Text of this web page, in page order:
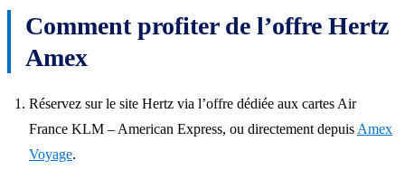
Comment profiter de l’offre Hertz
Amex
Réservez sur le site Hertz via l’offre dédiée aux cartes Air
France KLM – American Express, ou directement depuis Amex
Voyage.